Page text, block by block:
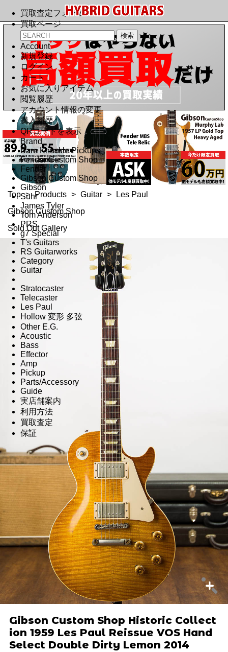
買取査定フォーム
買取ページ
Account
新規登録
ログイン
カート
お気に入りアイテム
閲覧履歴
アカウント情報の変更
購入履歴
QRコードを表示
Brand
Bare Knuckle Pickups
Fender Custom Shop
Fender
Gibson Custom Shop
Gibson
Suhr
James Tyler
Tom Anderson
PRS
g7 Special
T's Guitars
RS Guitarworks
Category
Guitar
Stratocaster
Telecaster
Les Paul
Hollow 変形 多弦
Other E.G.
Acoustic
Bass
Effector
Amp
Pickup
Parts/Accessory
Guide
実店舗案内
利用方法
買取査定
保証
Top > Products > Guitar >
Les Paul
Gibson Custom Shop
Sold Out Gallery
Gibson Custom Shop Historic Collect
ion 1959 Les Paul Reissue VOS Hand
Select Double Dirty Lemon 2014